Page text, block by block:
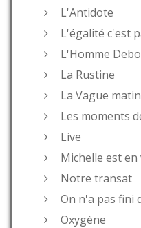
L'Antidote
L'égalité c'est
L'Homme
La Rustine
La Vague
Les moments
Live
Michelle est en
Notre transat
On n'a pas fini
Oxygène